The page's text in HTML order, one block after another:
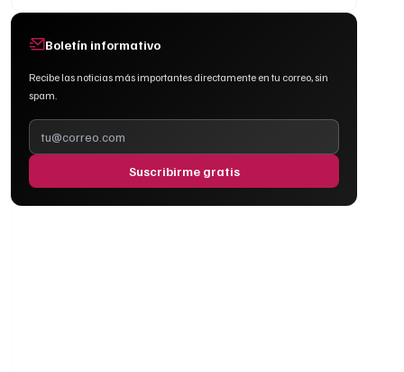
Boletín informativo
Recibe las noticias más importantes directamente en tu correo, sin
spam.
Suscribirme gratis